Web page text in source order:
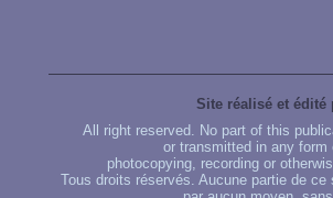
Site réalisé et édité
All right reserved. No part of this
or transmitted in any
photocopying, recording or
Tous droits réservés. Aucune partie de